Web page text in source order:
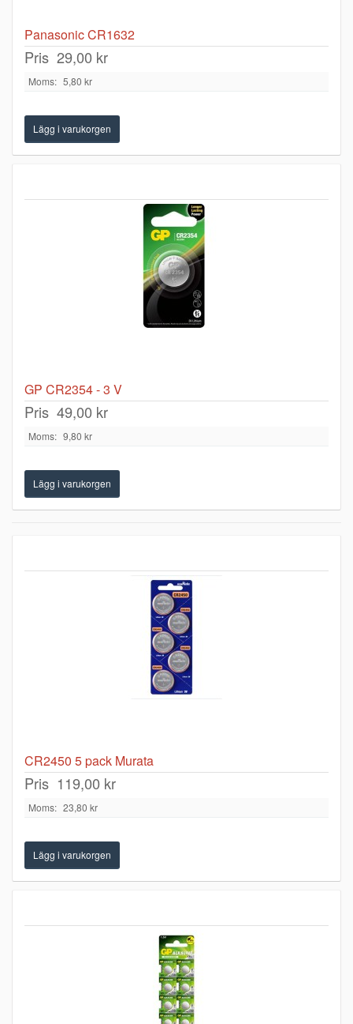
Panasonic CR1632
Pris 29,00 kr
Moms: 5,80 kr
GP CR2354 - 3 V
Pris 49,00 kr
Moms: 9,80 kr
CR2450 5 pack Murata
Pris 119,00 kr
Moms: 23,80 kr